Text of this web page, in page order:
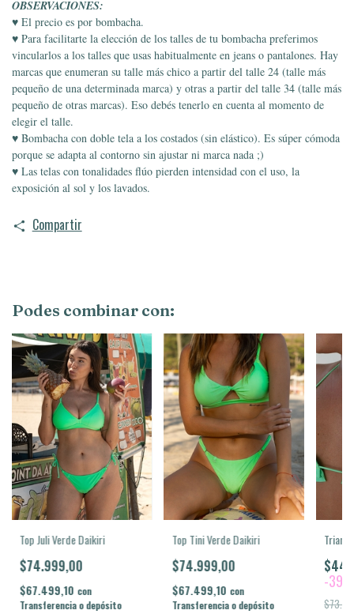
OBSERVACIONES:
♥ El precio es por bombacha.
♥ Para facilitarte la elección de los talles de tu bombacha preferimos
vincularlos a los talles que usas habitualmente en jeans o pantalones. Hay
marcas que enumeran su talle más chico a partir del talle 24 (talle más
pequeño de una determinada marca) y otras a partir del talle 34 (talle más
pequeño de otras marcas). Eso debés tenerlo en cuenta al momento de
elegir el talle.
♥ Bombacha con doble tela a los costados (sin elástico). Es súper cómoda
porque se adapta al contorno sin ajustar ni marca nada ;)
♥ Las telas con tonalidades flúo pierden intensidad con el uso, la
exposición al sol y los lavados.
Compartir
Podes combinar con:
Top Juli Verde Daikiri
$74.999,00
$67.499,10 con
Transferencia o depósito
Top Tini Verde Daikiri
$74.999,00
$67.499,10 con
Transferencia o depósito
-39